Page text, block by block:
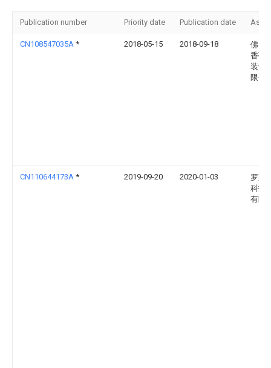
Publication number Priority date Publication date
CN108547035A * 2018-05-15 2018-09-18
佛山
香蒂
装设
限公
CN110644173A * 2019-09-20 2020-01-03
罗莱
科技
有限